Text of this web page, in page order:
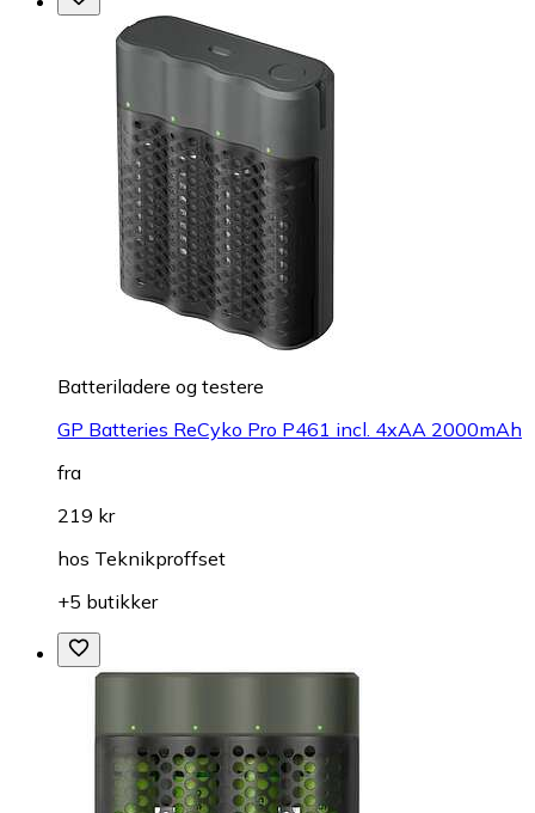
Batteriladere og testere
GP Batteries ReCyko Pro P461 incl. 4xAA 2000mAh
fra
219 kr
hos Teknikproffset
+5 butikker